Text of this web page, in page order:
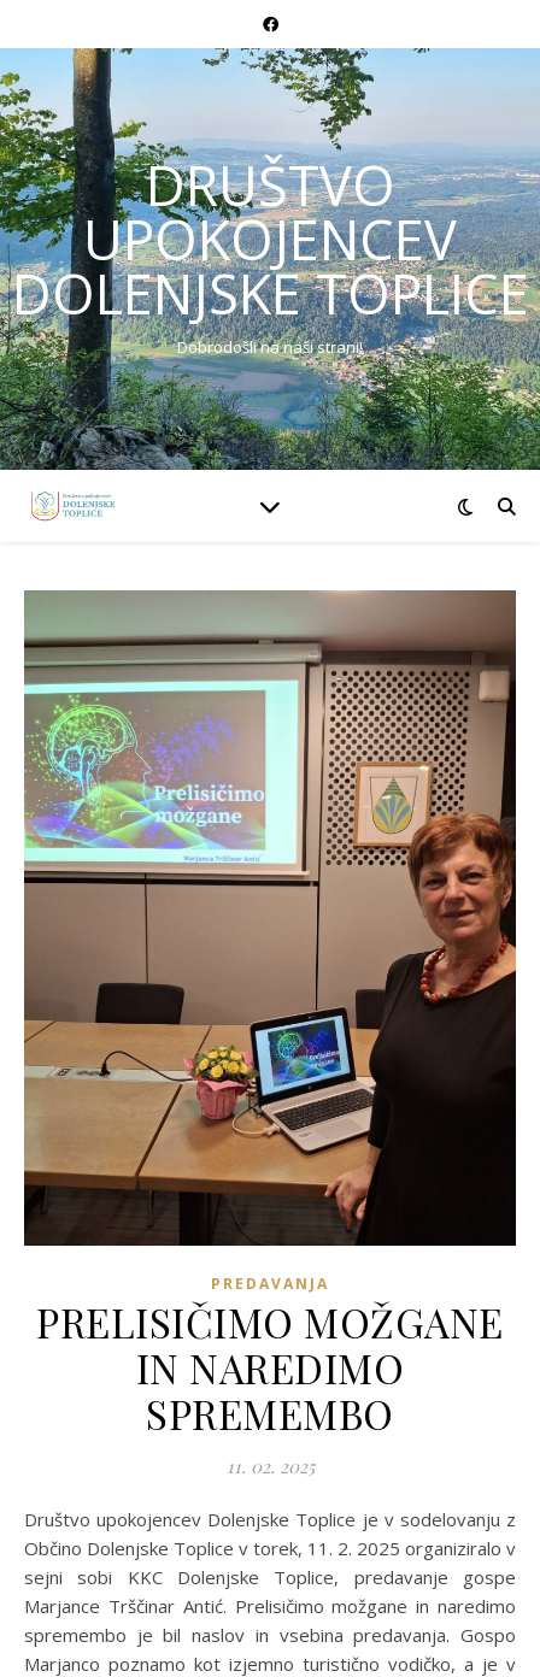
DRUŠTVO
UPOKOJENCEV
DOLENJSKE TOPLICE
Dobrodošli na naši strani!
PREDAVANJA
PRELISIČIMO MOŽGANE
IN NAREDIMO
SPREMEMBO
11. 02. 2025
Društvo upokojencev Dolenjske Toplice je v sodelovanju z
Občino Dolenjske Toplice v torek, 11. 2. 2025 organiziralo v
sejni sobi KKC Dolenjske Toplice, predavanje gospe
Marjance Trščinar Antić. Prelisičimo možgane in naredimo
spremembo je bil naslov in vsebina predavanja. Gospo
Marjanco poznamo kot izjemno turistično vodičko, a je v